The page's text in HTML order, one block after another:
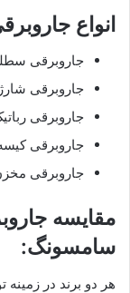
انواع
جاروبرقی
جاروبرقی
جاروبرقی
جاروبرقی
جاروبرقی
مقایسه
سامسونگ:
هر دو برند در زمینه